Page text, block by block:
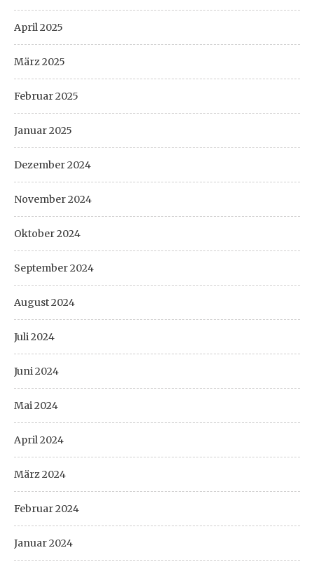
April 2025
März 2025
Februar 2025
Januar 2025
Dezember 2024
November 2024
Oktober 2024
September 2024
August 2024
Juli 2024
Juni 2024
Mai 2024
April 2024
März 2024
Februar 2024
Januar 2024